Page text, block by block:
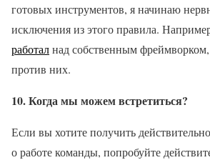
готовых инструментов, я начинаю
исключения из этого правила.
работалнад собственным
против них.
10. Когда мы можем встретиться?
Если вы хотите получить
о работе команды, попробуйте